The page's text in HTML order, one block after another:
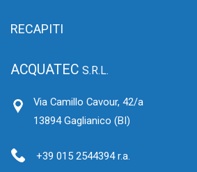
RECAPITI
ACQUATEC S.R.L.
Via Camillo Cavour, 42/a
13894 Gaglianico (BI)
+39 015 2544394 r.a.